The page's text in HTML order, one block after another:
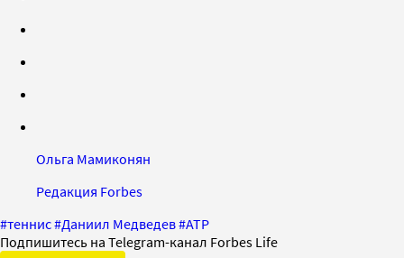
Ольга Мамиконян
Редакция Forbes
#теннис#Даниил Медведев#АТР
Подпишитесь на Telegram-канал Forbes Life